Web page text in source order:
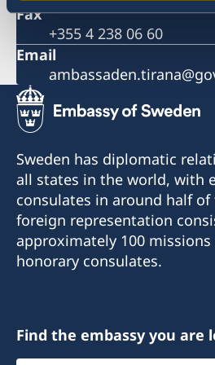
Fax
+355 4 238 06 60
Email
Sweden has diplomatic
all states in the world, with
consulates in around half of
foreign representation
approximately 100 missions
honorary consulates.
Find the embassy you are